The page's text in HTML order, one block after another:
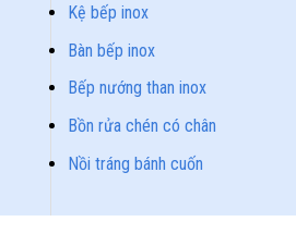
Kệ bếp inox
Bàn bếp inox
Bếp nướng than inox
Bồn rửa chén có chân
Nồi tráng bánh cuốn